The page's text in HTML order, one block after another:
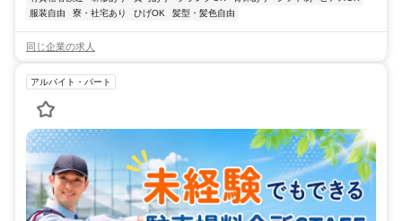
服装自由
寮・社宅あり ひげOK 髪型・髪色自由
同じ企業の求人
アルバイト・パート